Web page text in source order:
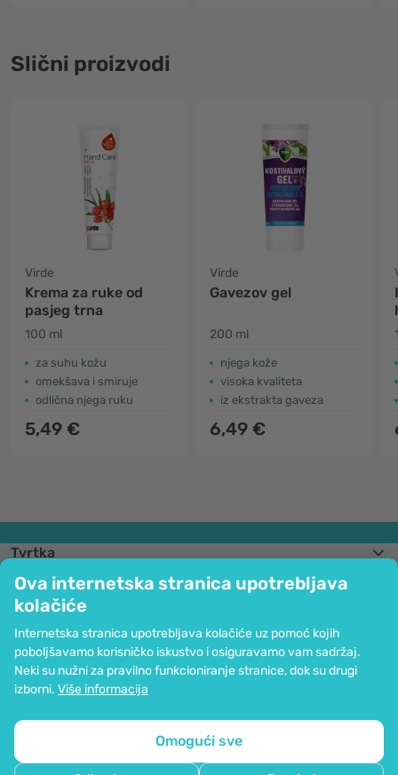
Ova internetska stranica upotrebljava
kolačiće
Internetska stranica upotrebljava kolačiće uz pomoć kojih
poboljšavamo korisničko iskustvo i osiguravamo vam sadržaj.
Neki su nužni za pravilno funkcioniranje stranice, dok su drugi
izborni. Više informacija
Omogući sve
Slični proizvodi
Virde
Krema za ruke od
pasjeg trna
100 ml
za suhu kožu
omekšava i smiruje
odlična njega ruku
5,49 €
Virde
Gavezov gel
200 ml
njega kože
visoka kvaliteta
iz ekstrakta gaveza
6,49 €
Tvrtka
Informacije
Pridružite nam se
Pomoć i narudžbe
Mogućnost kartičnog plaćanja. Osigurana zaštita osobnih podataka preko
SSL kodiranja.
Mapa stranice